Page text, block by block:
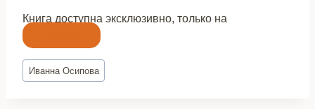
Книга доступна эксклюзивно, только на
Метки
записи:
Иванна Осипова